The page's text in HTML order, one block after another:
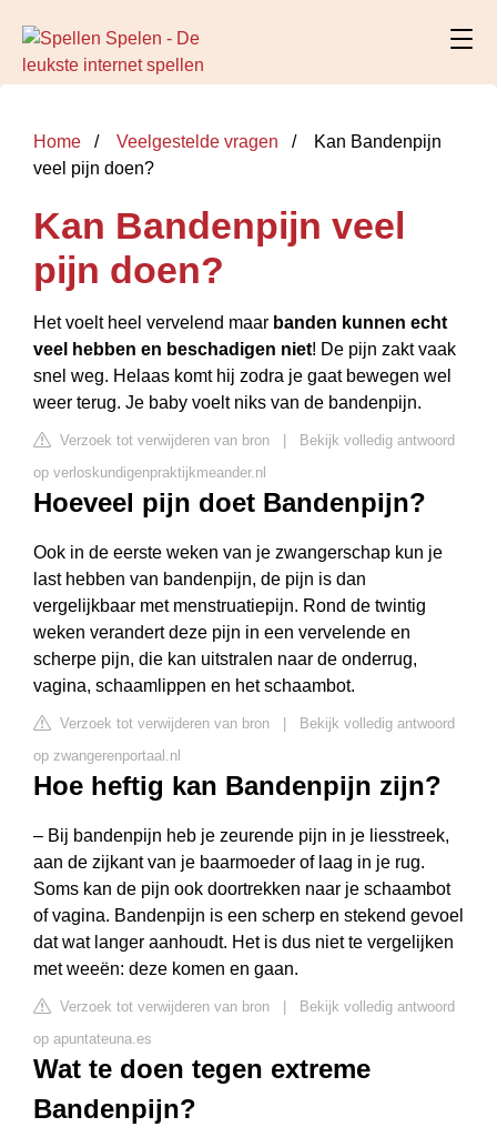
Home Veelgestelde vragen
Kan Bandenpijn
veel pijn doen?
Kan Bandenpijn veel
pijn doen?
Het voelt heel vervelend maar banden kunnen echt
veel hebben en beschadigen niet! De pijn zakt vaak
snel weg. Helaas komt hij zodra je gaat bewegen wel
weer terug. Je baby voelt niks van de bandenpijn.
Verzoek tot verwijderen van bron
Bekijk volledig antwoord
op verloskundigenpraktijkmeander.nl
Hoeveel pijn doet Bandenpijn?
Ook in de eerste weken van je zwangerschap kun je
last hebben van bandenpijn, de pijn is dan
vergelijkbaar met menstruatiepijn. Rond de twintig
weken verandert deze pijn in een vervelende en
scherpe pijn, die kan uitstralen naar de onderrug,
vagina, schaamlippen en het schaambot.
Verzoek tot verwijderen van bron
Bekijk volledig antwoord
op zwangerenportaal.nl
Hoe heftig kan Bandenpijn zijn?
– Bij bandenpijn heb je zeurende pijn in je liesstreek,
aan de zijkant van je baarmoeder of laag in je rug.
Soms kan de pijn ook doortrekken naar je schaambot
of vagina. Bandenpijn is een scherp en stekend gevoel
dat wat langer aanhoudt. Het is dus niet te vergelijken
met weeën: deze komen en gaan.
Verzoek tot verwijderen van bron
Bekijk volledig antwoord
op apuntateuna.es
Wat te doen tegen extreme
Bandenpijn?